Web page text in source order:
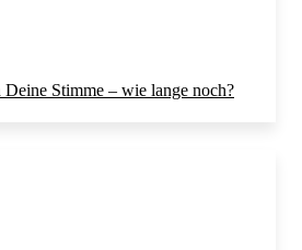
Deine Stimme – wie lange noch?